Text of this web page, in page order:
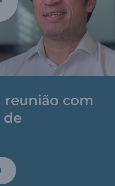
reunião com
de